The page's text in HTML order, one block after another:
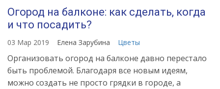
Огород на балконе: как сделать, когда
и что посадить?
03 Мар 2019 Елена Зарубина Цветы
Организовать огород на балконе давно перестало
быть проблемой. Благодаря все новым идеям,
можно создать не просто грядки в городе, а